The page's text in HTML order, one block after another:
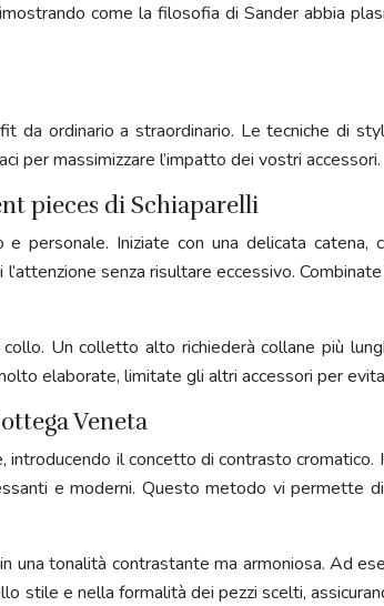
come la filosofia di Sander abbia
da ordinario a straordinario. Le tecniche di
per massimizzare l’impatto dei vostri accessori.
pieces di Schiaparelli
Iniziate con una delicata catena,
senza risultare eccessivo.
Un colletto alto richiederà collane più
elaborate, limitate gli altri accessori per
Veneta
il concetto di contrasto
e moderni. Questo metodo vi permette
una tonalità contrastante ma armoniosa. Ad
stile e nella formalità dei pezzi scelti,